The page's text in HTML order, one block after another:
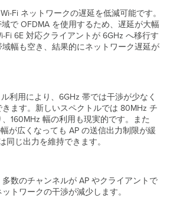
Fi ネットワークの遅延を低減可能です。
で OFDMA を使用するため、遅延が大幅
Fi 6E 対応クライアントが 6GHz へ移行す
幅も空き、結果的にネットワーク遅延が
利用により、6GHz 帯では干渉が少なく
ます。新しいスペクトルでは 80MHz チ
160MHz 幅の利用も現実的です。また
が広くなっても AP の送信出力制限が緩
同じ出力を維持できます。
数のチャンネルが AP やクライアントで
トワークの干渉が減少します。